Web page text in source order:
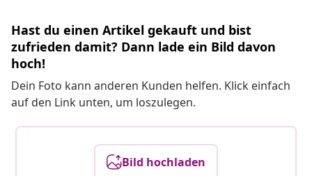
Hast du einen Artikel gekauft und bist
zufrieden damit? Dann lade ein Bild davon
hoch!
Dein Foto kann anderen Kunden helfen. Klick einfach
auf den Link unten, um loszulegen.
Bild hochladen